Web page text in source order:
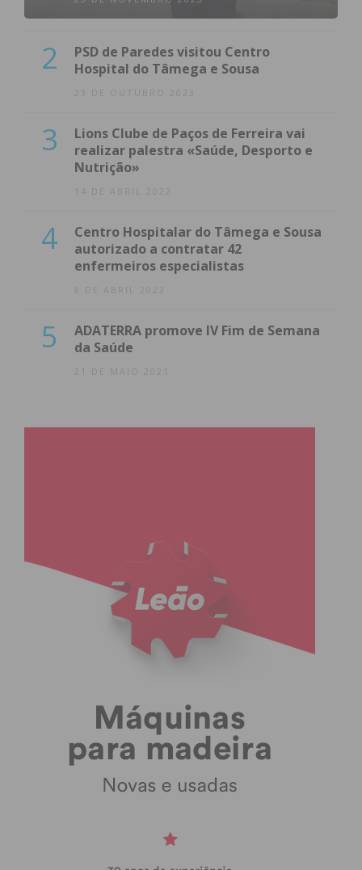
2
PSD de Paredes visitou Centro
Hospital do Tâmega e Sousa
23 DE OUTUBRO 2023
3
Lions Clube de Paços de Ferreira vai
realizar palestra «Saúde, Desporto e
Nutrição»
14 DE ABRIL 2022
4
Centro Hospitalar do Tâmega e Sousa
autorizado a contratar 42
enfermeiros especialistas
8 DE ABRIL 2022
5
ADATERRA promove IV Fim de Semana
da Saúde
21 DE MAIO 2021